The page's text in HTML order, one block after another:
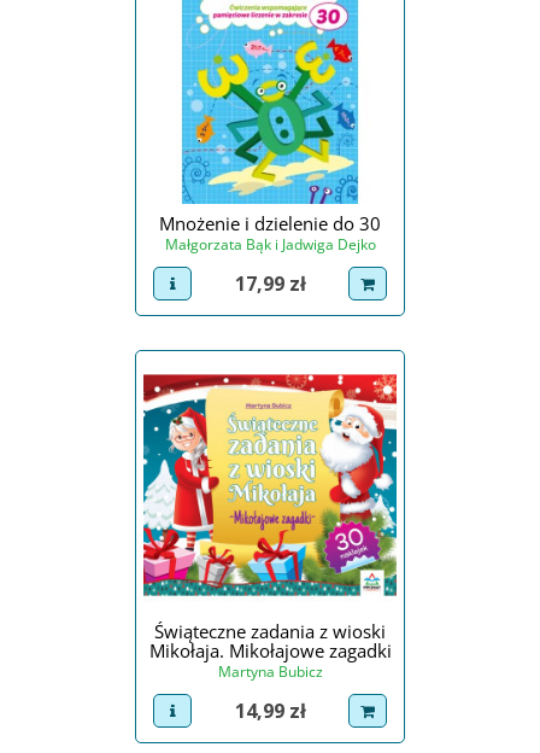
Mnożenie i dzielenie do 30
Małgorzata Bąk i Jadwiga Dejko
view product
Cena
17,99 zł dodaj do koszyka
Świąteczne zadania z wioski
Mikołaja. Mikołajowe zagadki
Martyna Bubicz
view product
Cena
14,99 zł dodaj do koszyka